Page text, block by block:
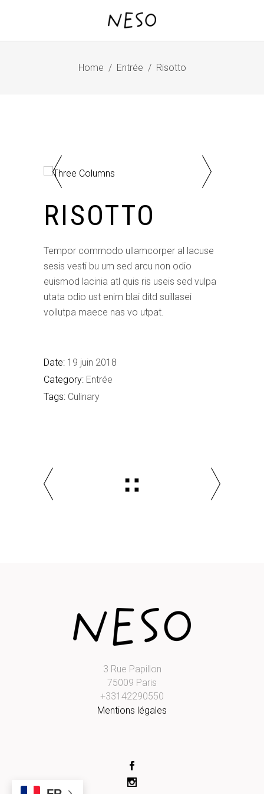
Home / Entrée / Risotto
RISOTTO
Tempor commodo ullamcorper al lacuse
sesis vesti bu um sed arcu non odio
euismod lacinia atl quis ris useis sed vulpa
utata odio ust enim blai ditd suillasei
vollutpa maece nas vo utpat.
Date: 19 juin 2018
Category: Entrée
Tags: Culinary
3 Rue Papillon
75009 Paris
+33142290550
Mentions légales